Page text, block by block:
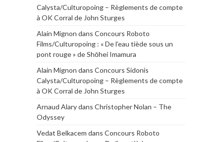
Calysta/Culturopoing – Règlements de compte
à OK Corral de John Sturges
Alain Mignon dans Concours Roboto
Films/Culturopoing : « De l’eau tiède sous un
pont rouge » de Shōhei Imamura
Alain Mignon dans Concours Sidonis
Calysta/Culturopoing – Règlements de compte
à OK Corral de John Sturges
Arnaud Alarydans Christopher Nolan – The
Odyssey
Vedat Belkacem dans Concours Roboto